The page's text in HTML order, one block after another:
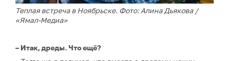
Теплая встреча в Ноябрьске. Фото: Алина Дьякова /
«Ямал-Медиа»
– Итак, дреды. Что ещё?